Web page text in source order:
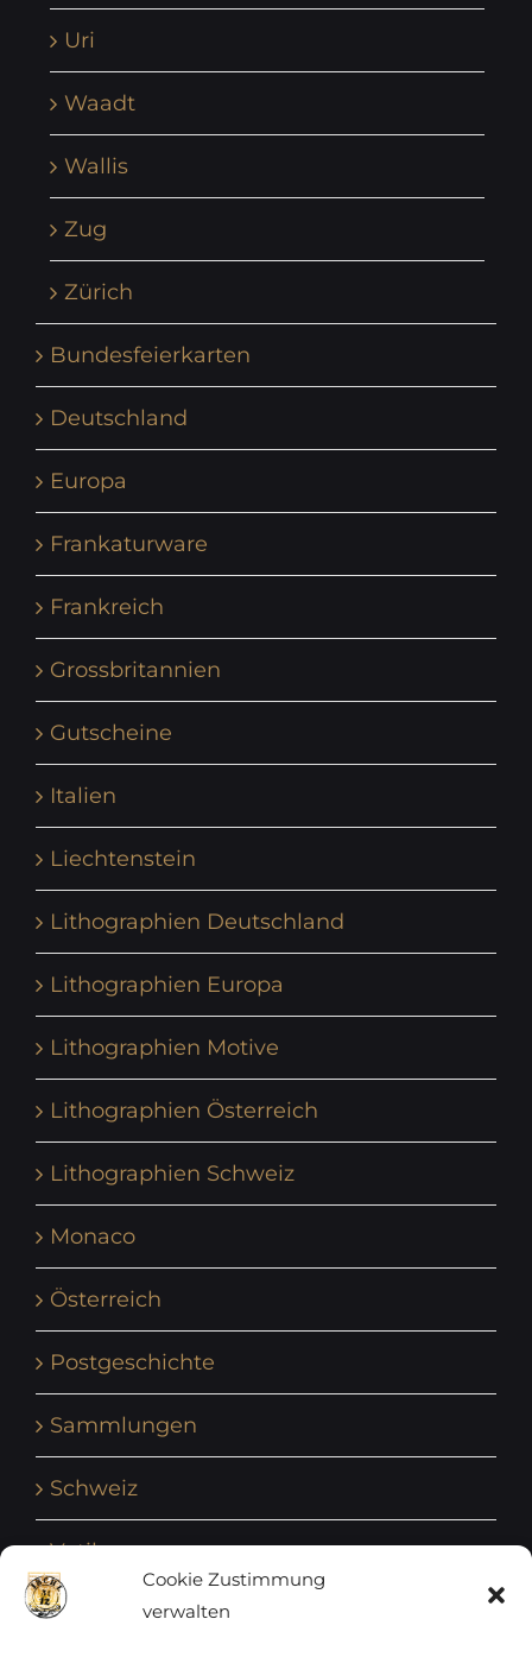
Cookie Zustimmung
verwalten
Uri
Waadt
Wallis
Zug
Zürich
Bundesfeierkarten
Deutschland
Europa
Frankaturware
Frankreich
Grossbritannien
Gutscheine
Italien
Liechtenstein
Lithographien Deutschland
Lithographien Europa
Lithographien Motive
Lithographien Österreich
Lithographien Schweiz
Monaco
Österreich
Postgeschichte
Sammlungen
Schweiz
Vatikan
Vereinte Nationen